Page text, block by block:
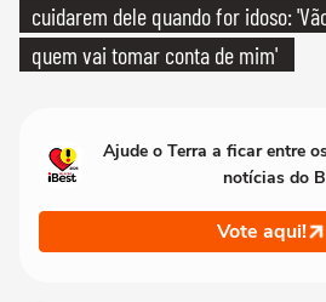
cuidarem dele quando for idoso:
quem vai tomar conta de mim'
Ajude o Terra a ficar entre
notícias do
Vote aqui!